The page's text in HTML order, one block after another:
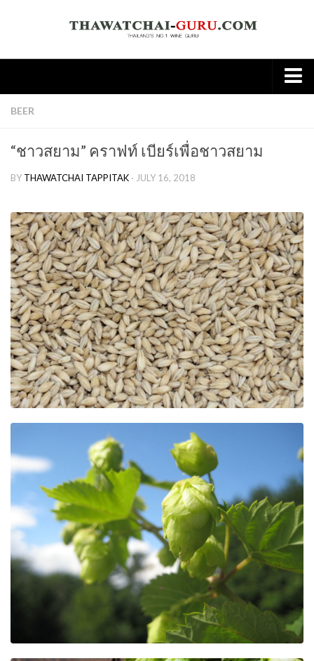
Home
Wine
Old World
Knowledge
Tasting Note
Wine & Food
Spirit
Beer
Cocktail
Travel & Tasted
Food
Contact
BEER
“ชาวสยาม” คราฟท์ เบียร์เพื่อชาวสยาม
BY THAWATCHAI TAPPITAK · JULY 16, 2018